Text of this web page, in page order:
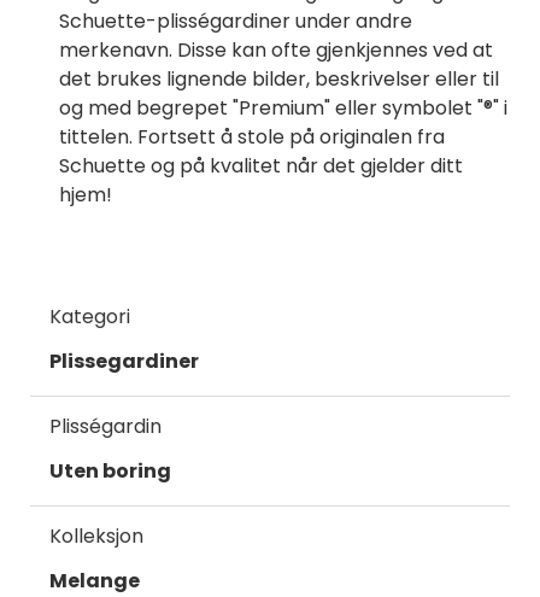
Schuette-plisségardiner under andre
merkenavn. Disse kan ofte gjenkjennes ved at
det brukes lignende bilder, beskrivelser eller til
og med begrepet "Premium" eller symbolet "®" i
tittelen. Fortsett å stole på originalen fra
Schuette og på kvalitet når det gjelder ditt
hjem!
Kategori
Plissegardiner
Plisségardin
Uten boring
Kolleksjon
Melange